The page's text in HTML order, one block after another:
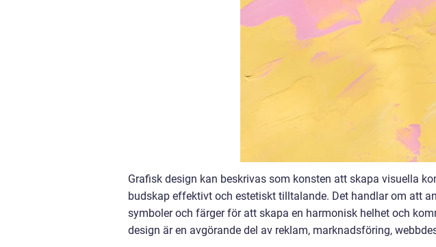
Grafisk design kan beskrivas som konsten att skapa visuella
budskap effektivt och estetiskt tilltalande. Det handlar om att
symboler och färger för att skapa en harmonisk helhet och
design är en avgörande del av reklam, marknadsföring,